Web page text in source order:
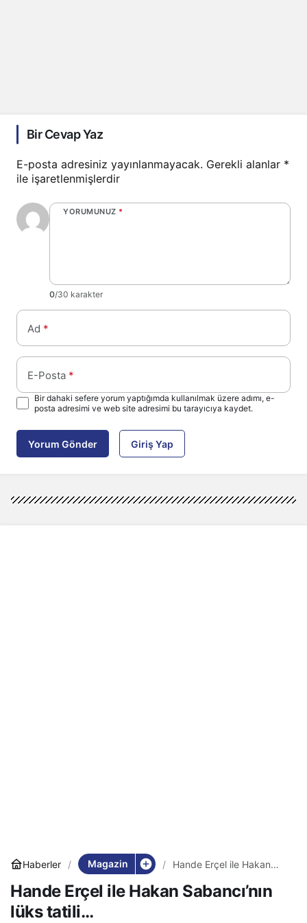
Bir Cevap Yaz
E-posta adresiniz yayınlanmayacak. Gerekli alanlar *
ile işaretlenmişlerdir
YORUMUNUZ *
0/30 karakter
Ad *
E-Posta *
Bir dahaki sefere yorum yaptığımda kullanılmak üzere adımı, e-
posta adresimi ve web site adresimi bu tarayıcıya kaydet.
Yorum Gönder Giriş Yap
Haberler Magazin
Hande Erçel ile Hakan
Hande Erçel ile Hakan Sabancı’nın
lüks tatili…